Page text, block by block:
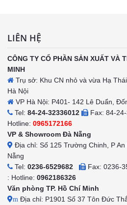
LIÊN HỆ
CÔNG TY CỔ PHẦN SẢN XUẤT VÀ
MINH
Trụ sở: Khu CN nhỏ và vừa Hạ
Hà Nội
VP Hà Nội: P401- 142 Lê Duẩn,
Tel: 84-24-32336012
Fax: 84-
Hotline: 0965172166
VP & Showroom Đà Nẵng
Địa chỉ: Số 125 Trường Chinh, P
Nẵng
Tel: 0236-6529682
Fax: 0236-
: Hotline: 0962186326
Văn phòng TP. Hồ Chí Minh
m Địa chỉ: P1901 Số 37 Tôn Đức